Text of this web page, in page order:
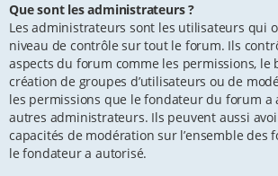
Que sont les administrateurs ?
Les administrateurs sont les utilisateurs qui
niveau de contrôle sur tout le forum. Ils
aspects du forum comme les permissions, le
création de groupes d’utilisateurs ou de
les permissions que le fondateur du forum a
autres administrateurs. Ils peuvent aussi
capacités de modération sur l’ensemble des
le fondateur a autorisé.